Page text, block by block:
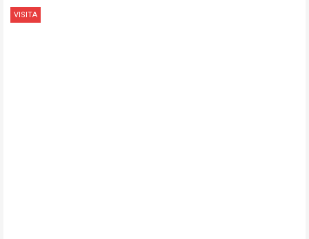
VISITA